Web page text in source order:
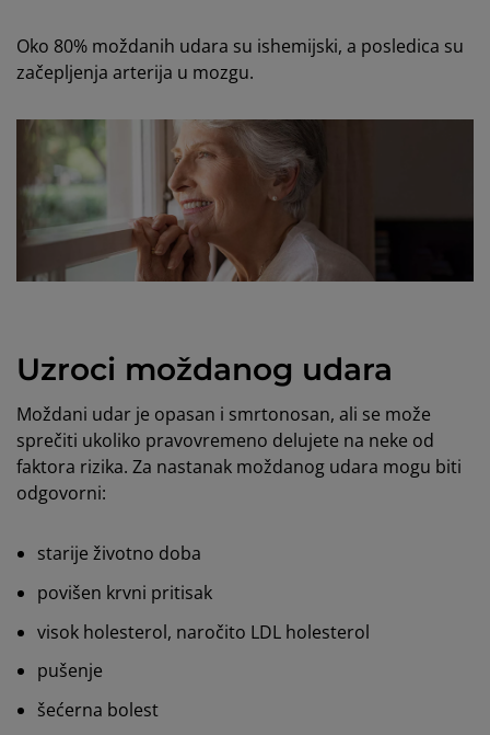
Oko 80% moždanih udara su ishemijski, a posledica su
začepljenja arterija u mozgu.
Uzroci moždanog udara
Moždani udar je opasan i smrtonosan, ali se može
sprečiti ukoliko pravovremeno delujete na neke od
faktora rizika. Za nastanak moždanog udara mogu biti
odgovorni:
starije životno doba
povišen krvni pritisak
visok holesterol, naročito LDL holesterol
pušenje
šećerna bolest